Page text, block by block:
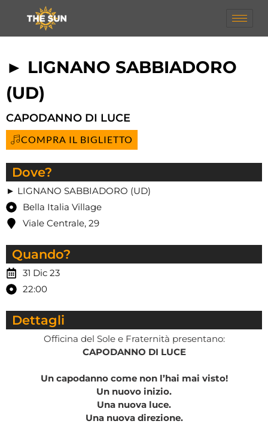
► LIGNANO SABBIADORO
(UD)
CAPODANNO DI LUCE
COMPRA IL BIGLIETTO
Dove?
► LIGNANO SABBIADORO (UD)
Bella Italia Village
Viale Centrale, 29
Quando?
31 Dic 23
22:00
Dettagli
Officina del Sole e Fraternità presentano:
CAPODANNO DI LUCE
Un capodanno come non l’hai mai visto!
Un nuovo inizio.
Una nuova luce.
Una nuova direzione.